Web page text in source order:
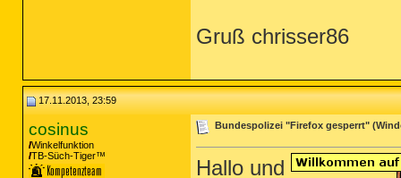
Gruß chrisser86
17.11.2013, 23:59
cosinus
Winkelfunktion
TB-Süch-Tiger™
Bundespolizei "Firefox gesperrt"
Hallo und